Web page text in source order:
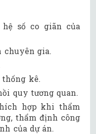
số co giãn của
chuyên gia.
thống kê.
quy tương quan.
hợp khi thẩm
thẩm định công
của dự án.